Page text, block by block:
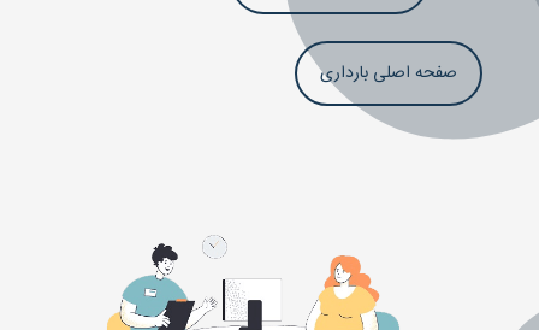
صفحه اصلی بارداری